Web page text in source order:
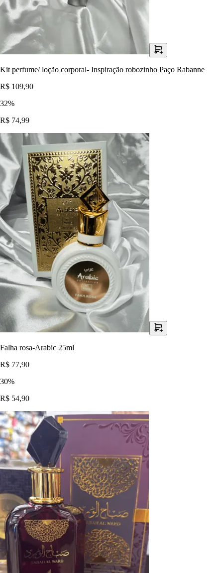
Kit perfume/ loção corporal- Inspiração robozinho Paço Rabanne
R$ 109,90
32%
R$ 74,99
Falha rosa-Arabic 25ml
R$ 77,90
30%
R$ 54,90